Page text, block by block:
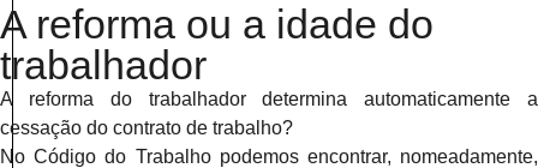
A reforma ou a idade do
trabalhador
A reforma do trabalhadordetermina automaticamente a
cessação do contrato de trabalho?
No Código do Trabalho podemos encontrar, nomeadamente,